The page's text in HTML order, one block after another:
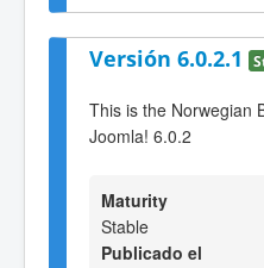
Versión 6.0.2.1
This is the Norwegian
Joomla! 6.0.2
Maturity
Stable
Publicado el